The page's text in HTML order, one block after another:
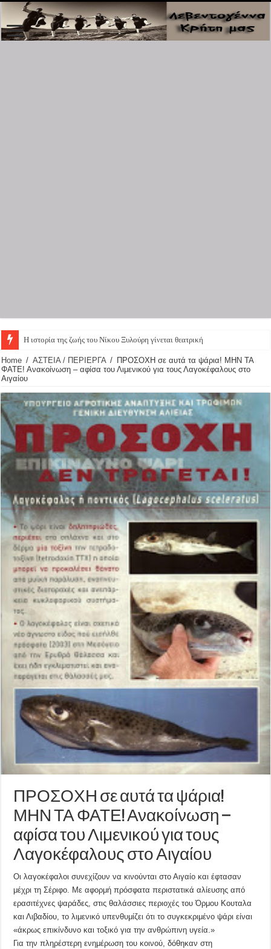
Η ιστορία της ζωής του Νίκου Ξυλούρη γίνεται θεατρική πα
Home / ΑΣΤΕΙΑ / ΠΕΡΙΕΡΓΑ / ΠΡΟΣΟΧΗ σε αυτά τα ψάρια! ΜΗΝ ΤΑ
ΦΑΤΕ! Ανακοίνωση – αφίσα του Λιμενικού για τους Λαγοκέφαλους στο
Αιγαίου
ΠΡΟΣΟΧΗ σε αυτά τα ψάρια!
ΜΗΝ ΤΑ ΦΑΤΕ! Ανακοίνωση –
αφίσα του Λιμενικού για τους
Λαγοκέφαλους στο Αιγαίου
Οι λαγοκέφαλοι συνεχίζουν να κινούνται στο Αιγαίο και έφτασαν
μέχρι τη Σέριφο. Με αφορμή πρόσφατα περιστατικά αλίευσης από
ερασιτέχνες ψαράδες, στις θαλάσσιες περιοχές του Όρμου Κουταλα
και Λιβαδίου, το λιμενικό υπενθυμίζει ότι το συγκεκριμένο ψάρι είναι
«άκρως επικίνδυνο και τοξικό για την ανθρώπινη υγεία.»
Για την πληρέστερη ενημέρωση του κοινού, δόθηκαν στη